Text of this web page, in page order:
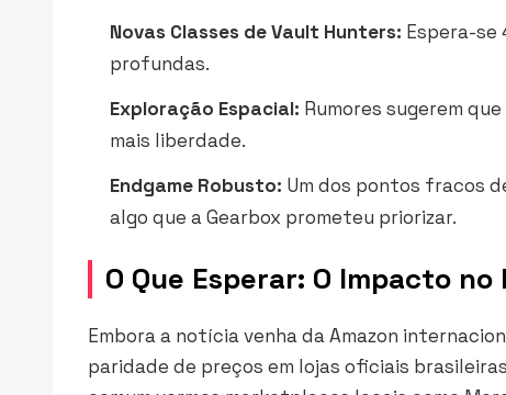
Novas Classes de Vault Hunters: Espera-se
profundas.
Exploração Espacial: Rumores sugerem
mais liberdade.
Endgame Robusto: Um dos pontos fracos
algo que a Gearbox prometeu priorizar.
O Que Esperar: O Impacto
Embora a notícia venha da Amazon
paridade de preços em lojas oficiais